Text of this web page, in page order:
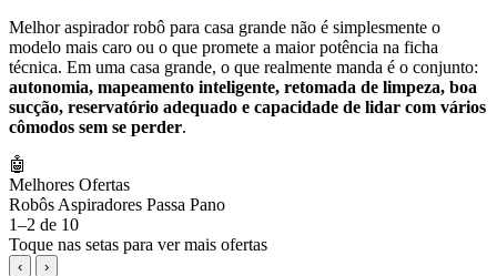
Melhor aspirador robô para casa grande não é simplesmente o
modelo mais caro ou o que promete a maior potência na ficha
técnica. Em uma casa grande, o que realmente manda é o conjunto:
autonomia, mapeamento inteligente, retomada de limpeza, boa
sucção, reservatório adequado e capacidade de lidar com vários
cômodos sem se perder.
🤖
Melhores Ofertas
Robôs Aspiradores Passa Pano
1–2 de 10
Toque nas setas para ver mais ofertas
‹ ›